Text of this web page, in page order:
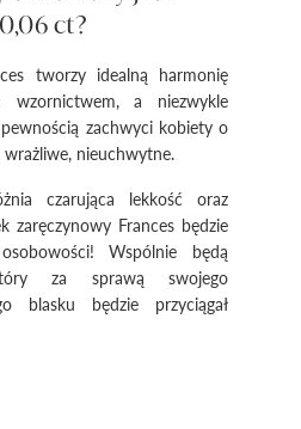
ct?
tworzy idealną harmonię
wzornictwem, a niezwykle
zachwyci kobiety o
nieuchwytne.
czarująca lekkość oraz
zaręczynowy Frances będzie
Wspólnie będą
za sprawą swojego
blasku będzie przyciągał